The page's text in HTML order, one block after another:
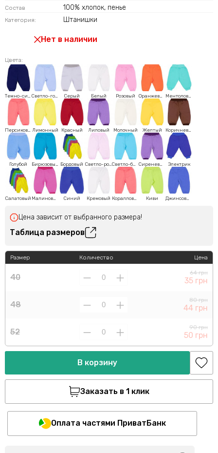
Состав 100% хлопок, пенье
Категория: Штанишки
Нет в наличии
Цвета:
Темно-синий Светло-голубой Серый Белый Розовый Оранжевый Ментоловый
Персиковый Лимонный Красный Лиловый Молочный Желтый Коричневый
Голубой Бирюзовый Бордовый Светло-розовый Светло-бирюзовый Сиреневый Электрик
Салатовый Малиновый Синий Кремовый Коралловый Киви Джинсовый
Цена зависит от выбранного размера!
Таблица размеров
Размер
40
48
52
Количество Цена
64 грн
35 грн
80 грн
44 грн
90 грн
50 грн
В корзину
Заказать в 1 клик
Оплата частями ПриватБанк